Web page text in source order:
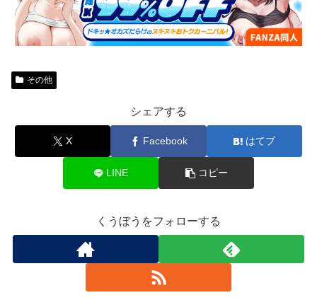
その他
シェアする
X Facebook はてブ
LINE コピー
くうぼうをフォローする